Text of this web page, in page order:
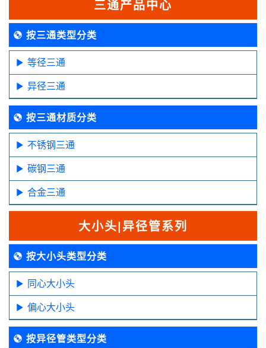
三通产品中心
按三通类型分类
等径三通
异径三通
按三通材质分类
不锈钢三通
碳钢三通
合金三通
大小头|异径管系列
按大小头类型分类
同心大小头
偏心大小头
按异径管类型分类